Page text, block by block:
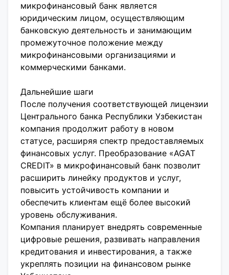
микрофинансовый банк является
юридическим лицом, осуществляющим
банковскую деятельность и занимающим
промежуточное положение между
микрофинансовыми организациями и
коммерческими банками.
Дальнейшие шаги
После получения соответствующей лицензии
Центрального банка Республики Узбекистан
компания продолжит работу в новом
статусе, расширяя спектр предоставляемых
финансовых услуг. Преобразование «AGAT
CREDIT» в микрофинансовый банк позволит
расширить линейку продуктов и услуг,
повысить устойчивость компании и
обеспечить клиентам ещё более высокий
уровень обслуживания.
Компания планирует внедрять современные
цифровые решения, развивать направления
кредитования и инвестирования, а также
укреплять позиции на финансовом рынке